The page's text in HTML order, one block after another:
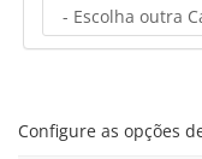
Configure as opções